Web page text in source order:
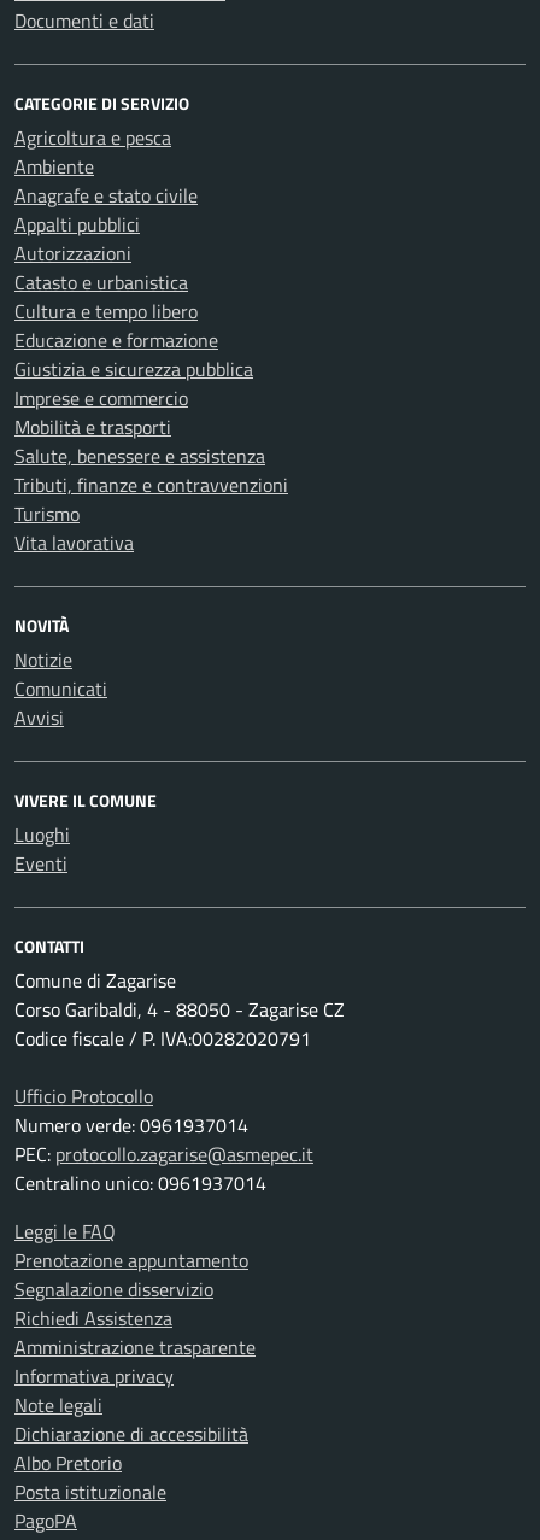
Documenti e dati
CATEGORIE DI SERVIZIO
Agricoltura e pesca
Ambiente
Anagrafe e stato civile
Appalti pubblici
Autorizzazioni
Catasto e urbanistica
Cultura e tempo libero
Educazione e formazione
Giustizia e sicurezza pubblica
Imprese e commercio
Mobilità e trasporti
Salute, benessere e assistenza
Tributi, finanze e contravvenzioni
Turismo
Vita lavorativa
NOVITÀ
Notizie
Comunicati
Avvisi
VIVERE IL COMUNE
Luoghi
Eventi
CONTATTI
Comune di Zagarise
Corso Garibaldi, 4 - 88050 - Zagarise CZ
Codice fiscale / P. IVA:00282020791
Ufficio Protocollo
Numero verde: 0961937014
PEC: protocollo.zagarise@asmepec.it
Centralino unico: 0961937014
Leggi le FAQ
Prenotazione appuntamento
Segnalazione disservizio
Richiedi Assistenza
Amministrazione trasparente
Informativa privacy
Note legali
Dichiarazione di accessibilità
Albo Pretorio
Posta istituzionale
PagoPA